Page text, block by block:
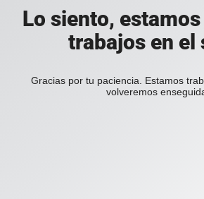
Lo siento,
trabajos en el
Gracias por tu paciencia. Estamos
volveremos